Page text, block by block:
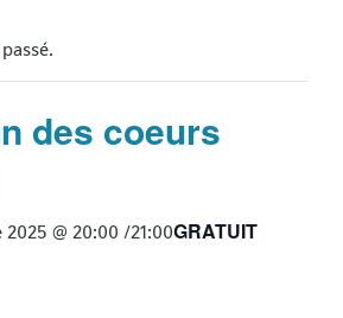
des coeurs
@ 20:00 /21:00GRATUIT